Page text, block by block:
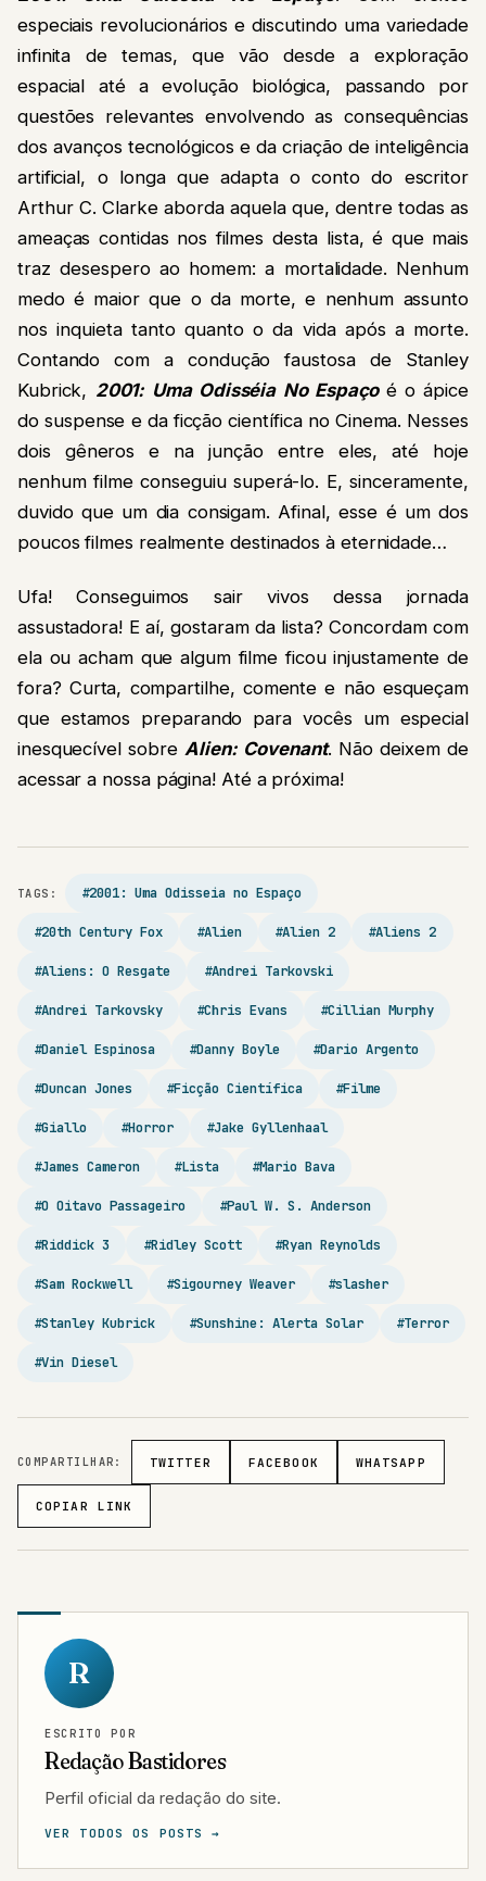
especiais revolucionários e discutindo uma variedade
infinita de temas, que vão desde a exploração
espacial até a evolução biológica, passando por
questões relevantes envolvendo as consequências
dos avanços tecnológicos e da criação de inteligência
artificial, o longa que adapta o conto do escritor
Arthur C. Clarke aborda aquela que, dentre todas as
ameaças contidas nos filmes desta lista, é que mais
traz desespero ao homem: a mortalidade. Nenhum
medo é maior que o da morte, e nenhum assunto
nos inquieta tanto quanto o da vida após a morte.
Contando com a condução faustosa de Stanley
Kubrick, 2001: Uma Odisséia No Espaço é o ápice
do suspense e da ficção científica no Cinema. Nesses
dois gêneros e na junção entre eles, até hoje
nenhum filme conseguiu superá-lo. E, sinceramente,
duvido que um dia consigam. Afinal, esse é um dos
poucos filmes realmente destinados à eternidade…
Ufa! Conseguimos sair vivos dessa jornada
assustadora! E aí, gostaram da lista? Concordam com
ela ou acham que algum filme ficou injustamente de
fora? Curta, compartilhe, comente e não esqueçam
que estamos preparando para vocês um especial
inesquecível sobreAlien: Covenant. Não deixem de
acessar a nossa página! Até a próxima!
TAGS: #2001: Uma Odisseia no Espaço
#20th Century Fox #Alien #Alien 2 #Aliens 2
#Aliens: O Resgate #Andrei Tarkovski
#Andrei Tarkovsky #Chris Evans #Cillian Murphy
#Daniel Espinosa #Danny Boyle #Dario Argento
#Duncan Jones #Ficção Científica #Filme
#Giallo #Horror #Jake Gyllenhaal
#James Cameron #Lista #Mario Bava
#O Oitavo Passageiro #Paul W. S. Anderson
#Riddick 3 #Ridley Scott #Ryan Reynolds
#Sam Rockwell #Sigourney Weaver #slasher
#Stanley Kubrick #Sunshine: Alerta Solar #Terror
#Vin Diesel
COMPARTILHAR: TWITTER FACEBOOK WHATSAPP
COPIAR LINK
R
ESCRITO POR
Redação Bastidores
Perfil oficial da redação do site.
VER TODOS OS POSTS →